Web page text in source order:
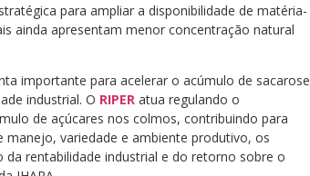
para ampliar a disponibilidade de matéria-
ainda apresentam menor concentração natural
importante para acelerar o acúmulo de sacarose
industrial. O RIPER atua regulando o
de açúcares nos colmos, contribuindo para
manejo, variedade e ambiente produtivo, os
rentabilidade industrial e do retorno sobre o